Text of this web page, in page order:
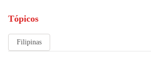
Tópicos
Filipinas